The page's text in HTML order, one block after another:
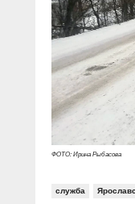
Социальные
Прямой
В знании сила
Специальный
Газета «Щит и
Журнал
О
Контакты
Вакансии
ФОТО: Ирина Рыбасова
служба